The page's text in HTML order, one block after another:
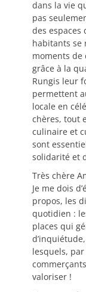
dans la vie
pas
des espaces
habitants se
moments de
grâce à la
Rungis leur
permettent
locale en
chères, tout
culinaire et
sont
solidarité et
Très chère
Je me dois
propos, les
quotidien :
places qui
lesquels,
valoriser !